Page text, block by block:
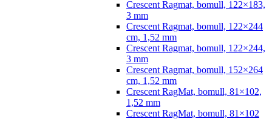
Crescent Ragmat, bomull, 122×183,
3 mm
Crescent Ragmat, bomull, 122×244
cm, 1,52 mm
Crescent Ragmat, bomull, 122×244,
3 mm
Crescent Ragmat, bomull, 152×264
cm, 1,52 mm
Crescent RagMat, bomull, 81×102,
1,52 mm
Crescent RagMat, bomull, 81×102